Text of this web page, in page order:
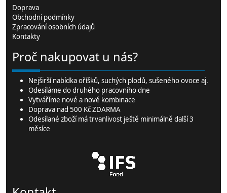
Doprava
Obchodní podmínky
Zpracování osobních údajů
Kontakty
Proč nakupovat u nás?
Nejširšínabídka oříšků, suchých plodů, sušeného ovoce aj.
Odesíláme do druhého pracovního dne
Vytváříme nové a nové kombinace
Doprava nad 500 Kč ZDARMA
Odesílané zboží má trvanlivost ještě minimálně další 3
měsíce